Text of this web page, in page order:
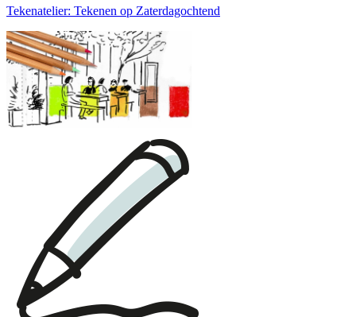
Tekenatelier: Tekenen op Zaterdagochtend